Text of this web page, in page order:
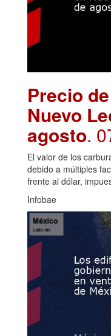
Precio
Nuevo
agosto.
El valor de los
debido a múltiples
frente al dólar,
Infobae